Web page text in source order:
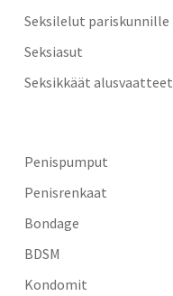
Seksilelut pariskunnille
Seksiasut
Seksikkäät alusvaatteet
Penispumput
Penisrenkaat
Bondage
BDSM
Kondomit